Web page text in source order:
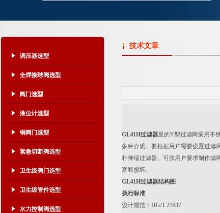
调压器选型
全焊接球阀选型
阀门选型
液位计选型
铜阀门选型
紧急切断阀选型
卫生级阀门选型
卫生级管件选型
水力控制阀选型
技术文章
GL41H过滤器里的Y型过滤网采用不
多种介质。要根据用户需要设置过滤
杆伸缩过滤器。可按用户要求制作滤
塞和损坏。
GL41H过滤器结构图
执行标准
设计规范：HG/T 21637